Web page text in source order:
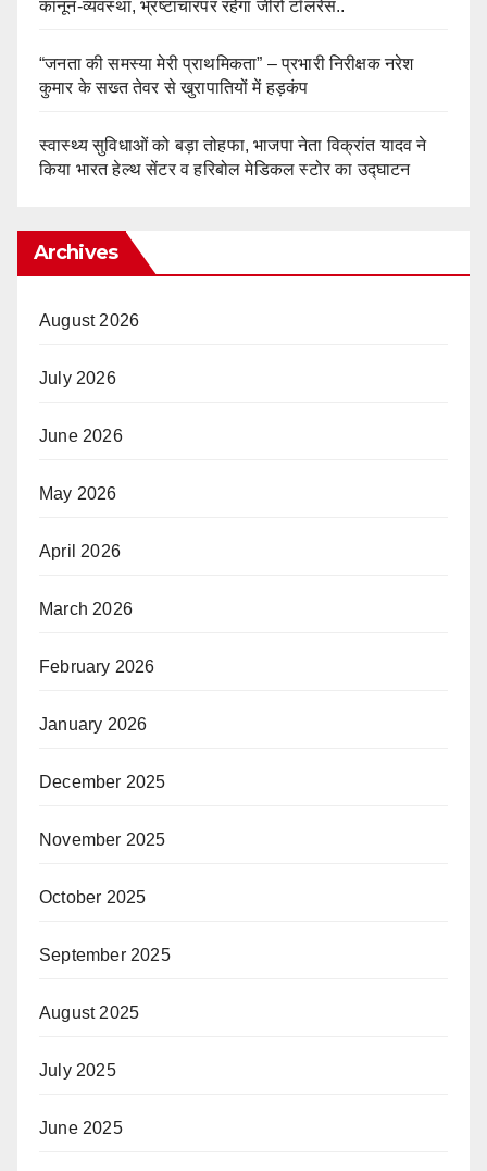
कानून-व्यवस्था, भ्रष्टाचारपर रहेगा जीरो टॉलरेंस..
“जनता की समस्या मेरी प्राथमिकता” – प्रभारी निरीक्षक नरेश
कुमार के सख्त तेवर से खुरापातियों में हड़कंप
स्वास्थ्य सुविधाओं को बड़ा तोहफा, भाजपा नेता विक्रांत यादव ने
किया भारत हेल्थ सेंटर व हरिबोल मेडिकल स्टोर का उद्घाटन
Archives
August 2026
July 2026
June 2026
May 2026
April 2026
March 2026
February 2026
January 2026
December 2025
November 2025
October 2025
September 2025
August 2025
July 2025
June 2025